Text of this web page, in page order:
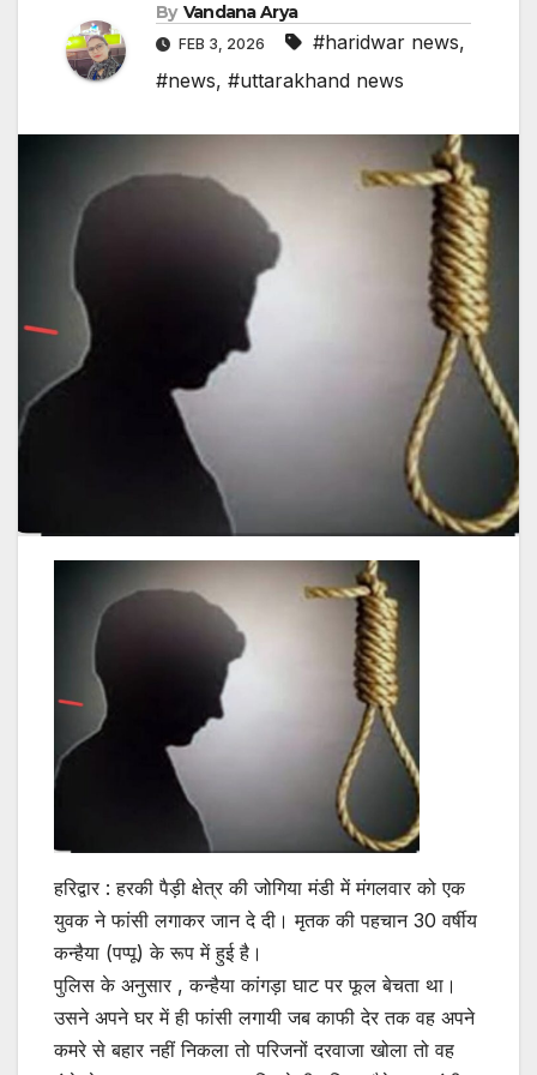
By Vandana Arya
FEB 3, 2026 #haridwar news,
#news, #uttarakhand news
हरिद्वार : हरकी पैड़ी क्षेत्र की जोगिया मंडी में मंगलवार को एक
युवक ने फांसी लगाकर जान दे दी। मृतक की पहचान 30 वर्षीय
कन्हैया (पप्पू) के रूप में हुई है।
पुलिस के अनुसार , कन्हैया कांगड़ा घाट पर फूल बेचता था।
उसने अपने घर में ही फांसी लगायी जब काफी देर तक वह अपने
कमरे से बहार नहीं निकला तो परिजनों दरवाजा खोला तो वह